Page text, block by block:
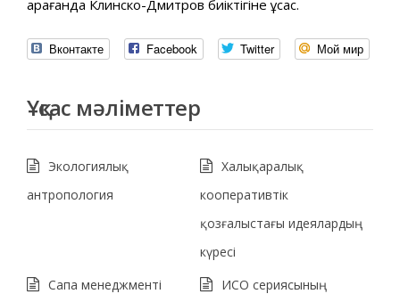
қарағанда Клинско-Дмитров биіктігіне ұқсас.
Вконтакте Facebook Twitter Мой мир
Ұқсас мәліметтер
Экологиялық
антропология
Халықаралық
кооперативтік
қозғалыстағы идеялардың
күресі
Сапа менеджменті
ИСО сериясының